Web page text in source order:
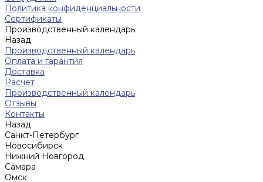
Политика конфиденциальности
Сертификаты
Производственный календарь
Назад
Производственный календарь
Оплата и гарантия
Доставка
Расчет
Производственный календарь
Отзывы
Контакты
Назад
Санкт-Петербург
Новосибирск
Нижний Новгород
Cамара
Омск